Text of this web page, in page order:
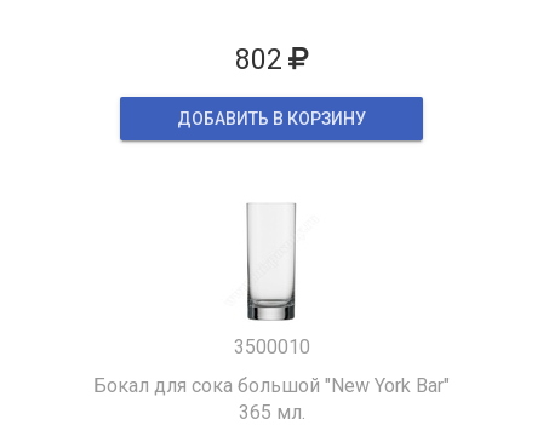
802
ДОБАВИТЬ В КОРЗИНУ
3500010
Бокал для сока большой "New York Bar"
365 мл.